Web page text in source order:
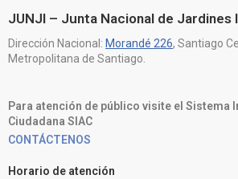
JUNJI – Junta Nacional de Jardines
Dirección Nacional: Morandé 226, Santiago
Metropolitana de Santiago.
Para atención de público visite el Sistema
Ciudadana SIAC
CONTÁCTENOS
Horario de atención